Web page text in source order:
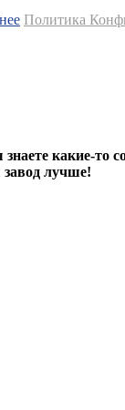
Политика
какие-то
лучше!